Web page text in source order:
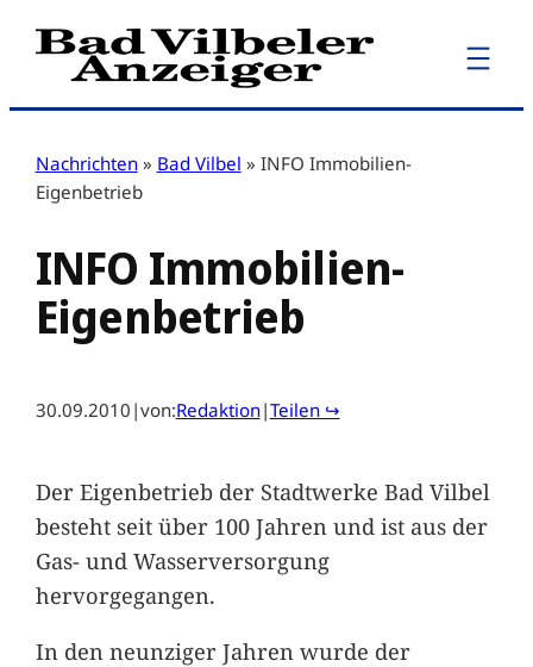
Zum
Inhalt
Nachrichten » Bad Vilbel » INFO Immobilien-
Eigenbetrieb
INFO Immobilien-
Eigenbetrieb
30.09.2010 |von:Redaktion|Teilen ↪
Der Eigenbetrieb der Stadtwerke Bad Vilbel
besteht seit über 100 Jahren und ist aus der
Gas- und Wasserversorgung
hervorgegangen.
In den neunziger Jahren wurde der